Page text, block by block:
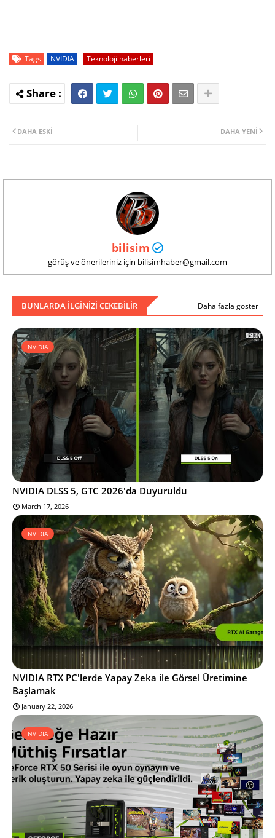
Tags NVIDIA Teknoloji haberleri
DAHA YENI
DAHA ESKI
bilisim
görüş ve önerileriniz için bilisimhaber@gmail.com
BUNLARDA ILGINIZI ÇEKEBILIR Daha fazla göster
NVIDIA
NVIDIA DLSS 5, GTC 2026'da Duyuruldu
March 17, 2026
NVIDIA
NVIDIA RTX PC'lerde Yapay Zeka ile Görsel Üretimine
Başlamak
January 22, 2026
NVIDIA